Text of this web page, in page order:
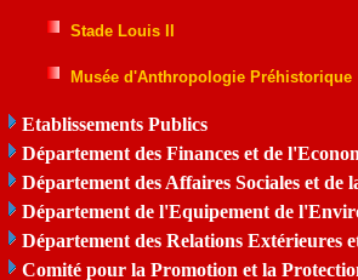
Stade Louis II
Musée d'Anthropologie Préhistorique
Etablissements Publics
Département des Finances et de
Département des Affaires Sociales et de
Département de l'Equipement de
Département des Relations Extérieures
Comité pour la Promotion et la